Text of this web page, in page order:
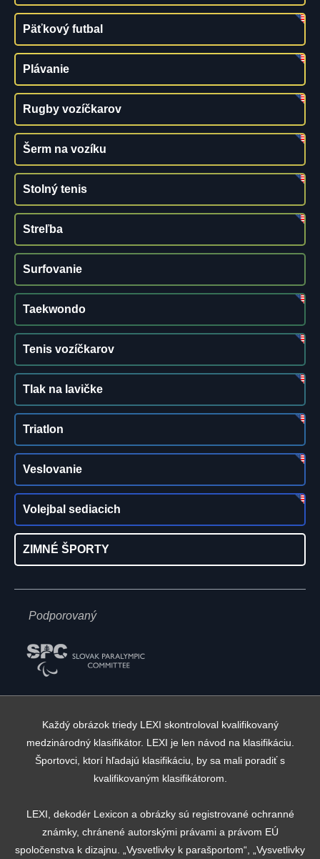
Päťkový futbal
Plávanie
Rugby vozíčkarov
Šerm na vozíku
Stolný tenis
Streľba
Surfovanie
Taekwondo
Tenis vozíčkarov
Tlak na lavičke
Triatlon
Veslovanie
Volejbal sediacich
ZIMNÉ ŠPORTY
Podporovaný
Každý obrázok triedy LEXI skontroloval kvalifikovaný
medzinárodný klasifikátor. LEXI je len návod na klasifikáciu.
Športovci, ktorí hľadajú klasifikáciu, by sa mali poradiť s
kvalifikovaným klasifikátorom.
LEXI, dekodér Lexicon a obrázky sú registrované ochranné
známky, chránené autorskými právami a právom EÚ
spoločenstva k dizajnu. „Vysvetlivky k parašportom“, „Vysvetlivky